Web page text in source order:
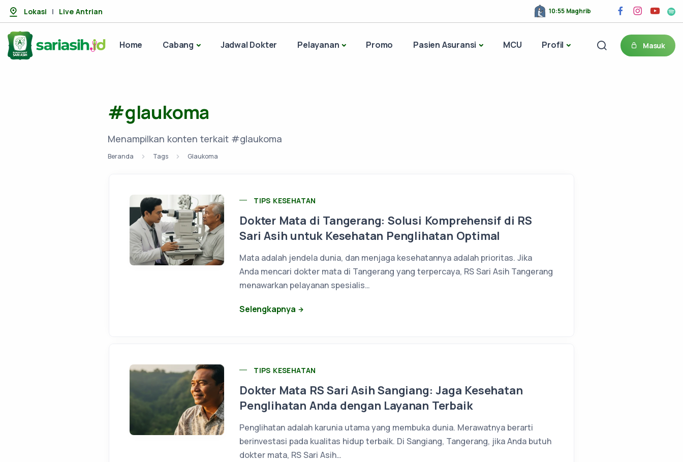
Lokasi | Live Antrian 10:55 Maghrib
Home Cabang Jadwal Dokter Pelayanan Promo Pasien Asuransi MCU Profil Masuk
#glaukoma
Menampilkan konten terkait #glaukoma
Beranda Tags Glaukoma
TIPS KESEHATAN
Dokter Mata di Tangerang: Solusi Komprehensif di RS
Sari Asih untuk Kesehatan Penglihatan Optimal
Mata adalah jendela dunia, dan menjaga kesehatannya adalah prioritas. Jika
Anda mencari dokter mata di Tangerang yang terpercaya, RS Sari Asih Tangerang
menawarkan pelayanan spesialis…
Selengkapnya
TIPS KESEHATAN
Dokter Mata RS Sari Asih Sangiang: Jaga Kesehatan
Penglihatan Anda dengan Layanan Terbaik
Penglihatan adalah karunia utama yang membuka dunia. Merawatnya berarti
berinvestasi pada kualitas hidup terbaik. Di Sangiang, Tangerang, jika Anda butuh
dokter mata, RS Sari Asih…